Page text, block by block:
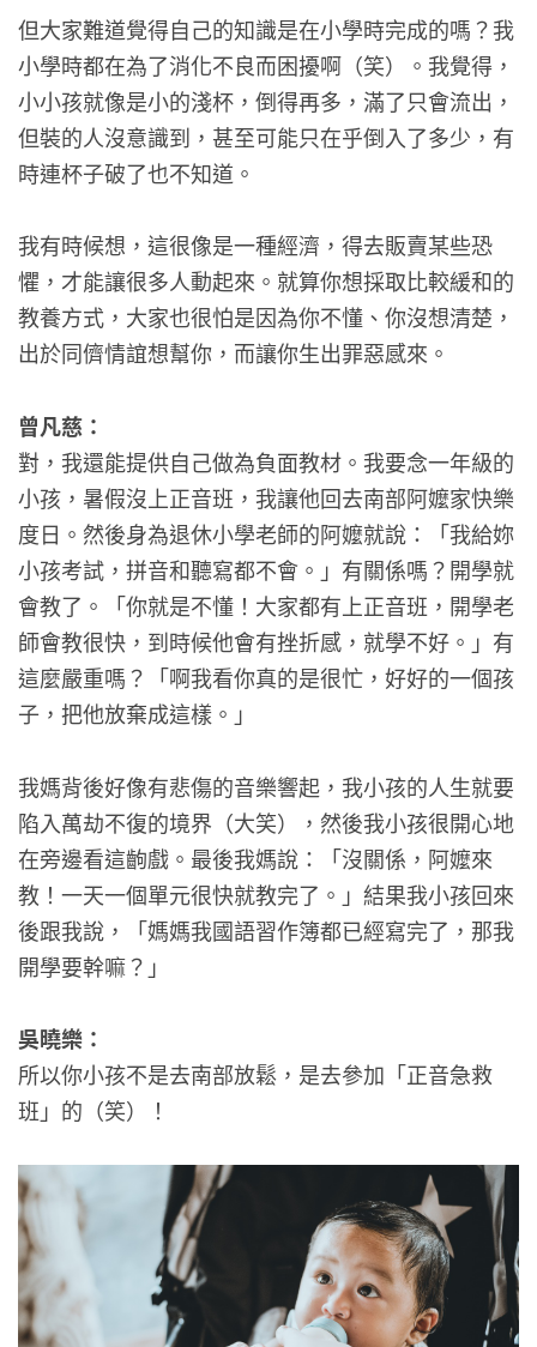
但大家難道覺得自己的知識是在小學時完成的嗎？我
小學時都在為了消化不良而困擾啊（笑）。我覺得，
小小孩就像是小的淺杯，倒得再多，滿了只會流出，
但裝的人沒意識到，甚至可能只在乎倒入了多少，有
時連杯子破了也不知道。
我有時候想，這很像是一種經濟，得去販賣某些恐
懼，才能讓很多人動起來。就算你想採取比較緩和的
教養方式，大家也很怕是因為你不懂、你沒想清楚，
出於同儕情誼想幫你，而讓你生出罪惡感來。
曾凡慈：
對，我還能提供自己做為負面教材。我要念一年級的
小孩，暑假沒上正音班，我讓他回去南部阿嬤家快樂
度日。然後身為退休小學老師的阿嬤就說：「我給妳
小孩考試，拼音和聽寫都不會。」有關係嗎？開學就
會教了。「你就是不懂！大家都有上正音班，開學老
師會教很快，到時候他會有挫折感，就學不好。」有
這麼嚴重嗎？「啊我看你真的是很忙，好好的一個孩
子，把他放棄成這樣。」
我媽背後好像有悲傷的音樂響起，我小孩的人生就要
陷入萬劫不復的境界（大笑），然後我小孩很開心地
在旁邊看這齣戲。最後我媽說：「沒關係，阿嬤來
教！一天一個單元很快就教完了。」結果我小孩回來
後跟我說，「媽媽我國語習作簿都已經寫完了，那我
開學要幹嘛？」
吳曉樂：
所以你小孩不是去南部放鬆，是去參加「正音急救
班」的（笑）！